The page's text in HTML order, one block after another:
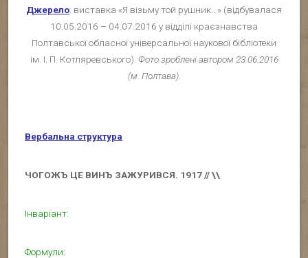
Джерело: виставка «Я візьму той рушник…» (відбувалася
10.05.2016 – 04.07.2016 у відділі краєзнавства
Полтавської обласної універсальної наукової бібліотеки
ім. І. П. Котляревського). Фото зроблені автором 23.06.2016
(м. Полтава).
Вербальна структура
ЧОГОЖЪ ЦЕ ВИНЪ ЗАЖУРИВСЯ. 1917 // \\
Інваріант:
Формули: